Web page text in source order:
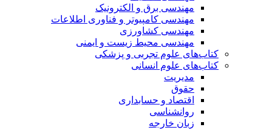
مهندسی برق و الکترونیک
مهندسی کامپیوتر و فناوری اطلاعات
مهندسی کشاورزی
مهندسی محیط زیست و ایمنی
کتاب‌های علوم تجربی و پزشکی
کتاب‌های علوم انسانی
مدیریت
حقوق
اقتصاد و حسابداری
روانشناسی
زبان خارجه